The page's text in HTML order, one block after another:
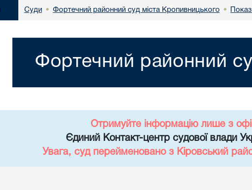
Суди • Фортечний районний суд міста Кропивницького •
Фортечний районний
Отримуйте інформацію лише з
Єдиний Контакт-центр судової влади
Увага, суд перейменовано з Кіровський